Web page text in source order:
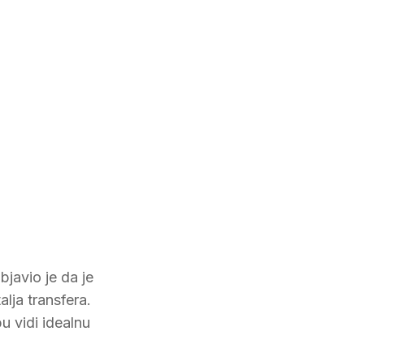
je da je
transfera.
vidi idealnu